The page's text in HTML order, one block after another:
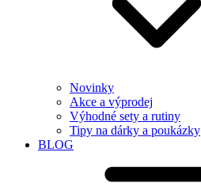
Novinky
Akce a výprodej
Výhodné sety a rutiny
Tipy na dárky a poukázky
BLOG